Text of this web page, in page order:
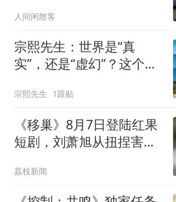
人间闲散客
宗熙先生：世界是“真
实”，还是“虚幻”？这个问
宗熙先生 1跟贴
《移巢》8月7日登陆红果
短剧，刘萧旭从扭捏害羞
来直接唱完
荔枝新闻